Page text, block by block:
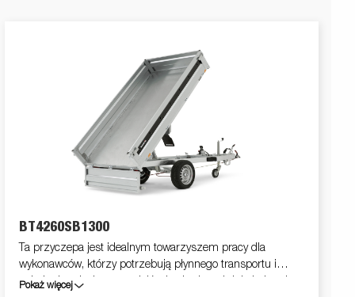
BT4260SB1300
Ta przyczepa jest idealnym towarzyszem pracy dla
wykonawców, którzy potrzebują płynnego transportu i
załadunku piasku, materiałów budowlanych lub żwiru. Jest
Pokaż więcej